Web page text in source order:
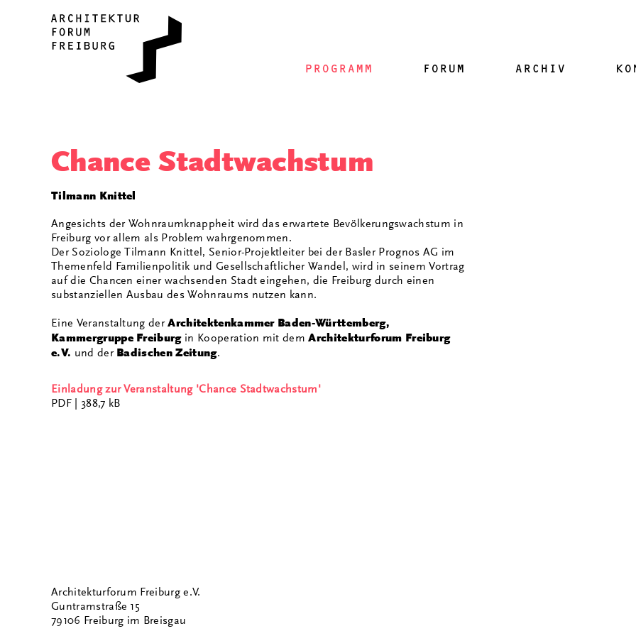
PROGRAMM FORUM ARCHIV
Chance Stadtwachstum
Tilmann Knittel
Angesichts der Wohnraumknappheit wird das erwartete Bevölkerungswachstum in
Freiburg vor allem als Problem wahrgenommen.
Der Soziologe Tilmann Knittel, Senior-Projektleiter bei der Basler Prognos AG im
Themenfeld Familienpolitik und Gesellschaftlicher Wandel, wird in seinem Vortrag
auf die Chancen einer wachsenden Stadt eingehen, die Freiburg durch einen
substanziellen Ausbau des Wohnraums nutzen kann.
Eine Veranstaltung derArchitektenkammer Baden-Württemberg,
Kammergruppe Freiburgin Kooperation mit demArchitekturforum Freiburg
e.V. und der Badischen Zeitung.
Einladung zur Veranstaltung 'Chance Stadtwachstum'
PDF| 388,7 kB
Architekturforum Freiburg e.V.
Guntramstraße 15
79106 Freiburg im Breisgau